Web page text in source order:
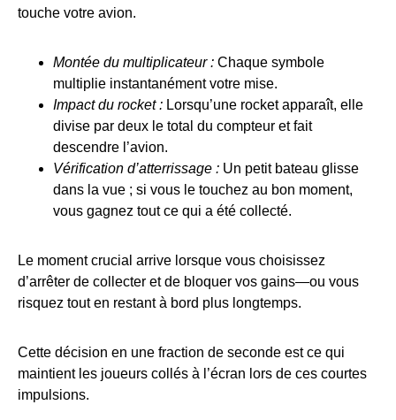
touche votre avion.
Montée du multiplicateur : Chaque symbole
multiplie instantanément votre mise.
Impact du rocket : Lorsqu’une rocket apparaît, elle
divise par deux le total du compteur et fait
descendre l’avion.
Vérification d’atterrissage : Un petit bateau glisse
dans la vue ; si vous le touchez au bon moment,
vous gagnez tout ce qui a été collecté.
Le moment crucial arrive lorsque vous choisissez
d’arrêter de collecter et de bloquer vos gains—ou vous
risquez tout en restant à bord plus longtemps.
Cette décision en une fraction de seconde est ce qui
maintient les joueurs collés à l’écran lors de ces courtes
impulsions.